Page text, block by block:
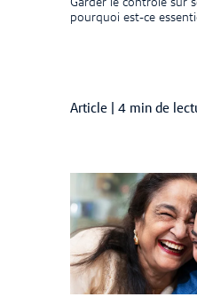
Garder le contrôle sur
pourquoi est-ce
Article 4 min de